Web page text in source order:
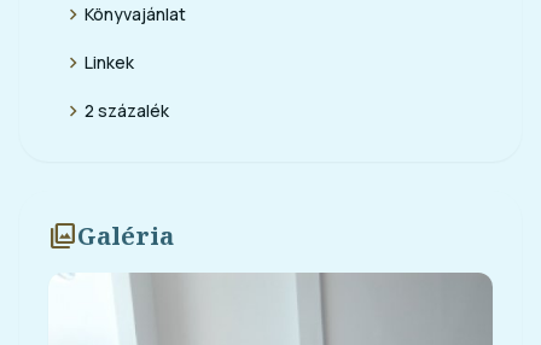
chevron_right Könyvajánlat
chevron_right Linkek
chevron_right 2 százalék
photo_libraryGaléria